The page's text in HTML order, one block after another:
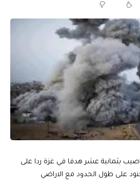
بثمانية عشر هدفا في غزة ردا على
على طول الحدود مع الاراضي